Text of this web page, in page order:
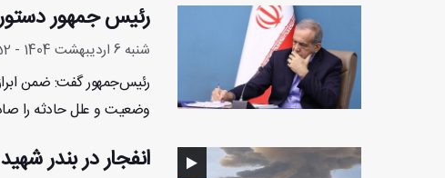
رئیس جمهور
شنبه 6 اردیبهشت 1404 - 16:47:52
رئیس‌جمهور گفت: ضمن
وضعیت و علل حادثه را
انفجار در بندر